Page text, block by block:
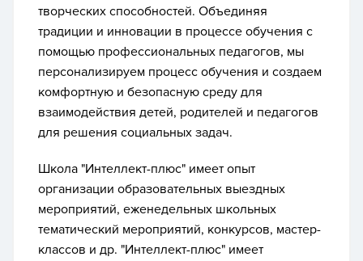
творческих способностей. Объединяя
традиции и инновации в процессе обучения с
помощью профессиональных педагогов, мы
персонализируем процесс обучения и создаем
комфортную и безопасную среду для
взаимодействия детей, родителей и педагогов
для решения социальных задач.
Школа "Интеллект-плюс" имеет опыт
организации образовательных выездных
мероприятий, еженедельных школьных
тематический мероприятий, конкурсов, мастер-
классов и др. "Интеллект-плюс" имеет